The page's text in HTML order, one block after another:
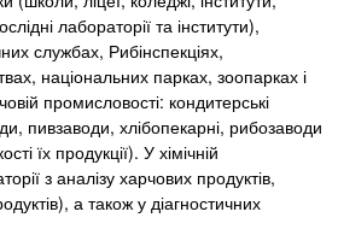
лабораторії та інститути),
службах, Рибінспекціях,
національних парках, зоопарках і
промисловості: кондитерські
пивзаводи, хлібопекарні, рибозаводи
їх продукції). У хімічній
з аналізу харчових продуктів,
а також у діагностичних